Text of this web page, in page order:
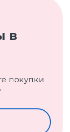
в
покупки